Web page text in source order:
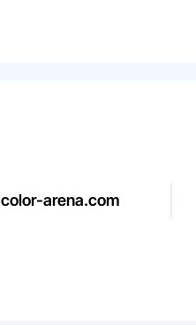
color-arena.com